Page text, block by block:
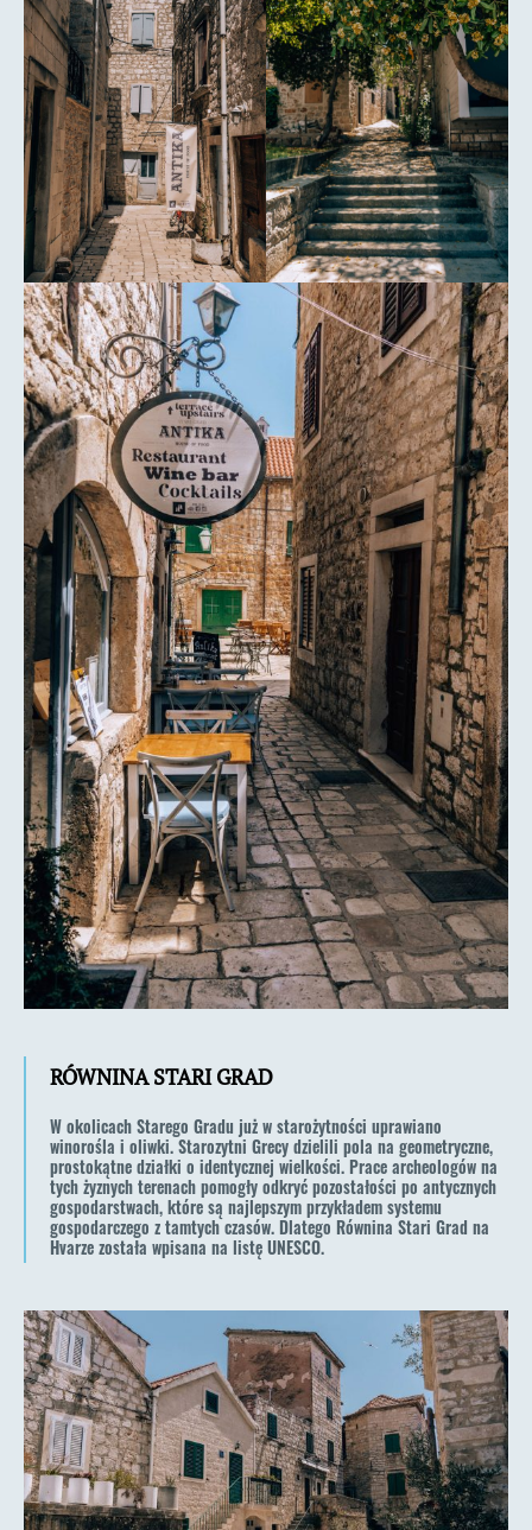
RÓWNINA STARI GRAD
W okolicach Starego Gradu już w starożytności uprawiano
winorośla i oliwki. Starozytni Grecy dzielili pola na geometryczne,
prostokątne działki o identycznej wielkości. Prace archeologów na
tych żyznych terenach pomogły odkryć pozostałości po antycznych
gospodarstwach, które są najlepszym przykładem systemu
gospodarczego z tamtych czasów. Dlatego Równina Stari Grad na
Hvarze została wpisana na listę UNESCO.